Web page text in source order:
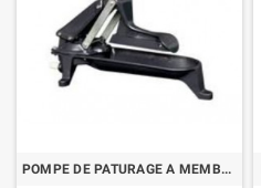
POMPE DE PATURAGE A MEMBRANE MOD 541